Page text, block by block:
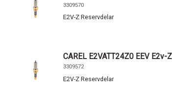
3309570
E2V-Z Reservdelar
CAREL E2VATT24Z0 EEV E2v-
3309572
E2V-Z Reservdelar